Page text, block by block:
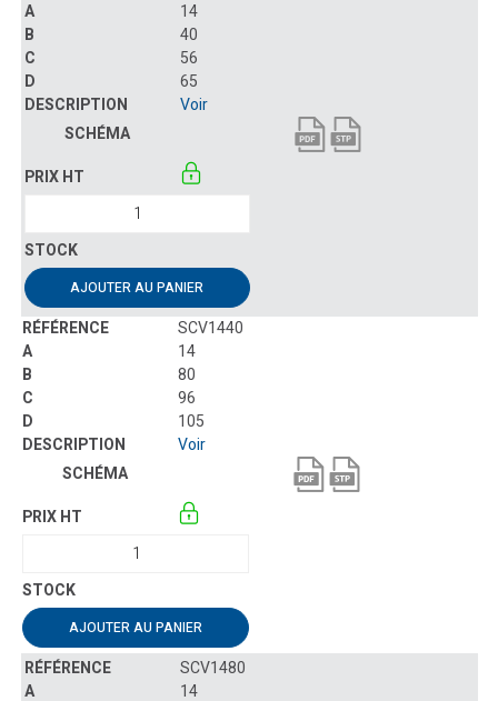
14
40
56
65
Voir
AJOUTER AU PANIER
SCV1440
14
80
96
105
Voir
AJOUTER AU PANIER
SCV1480
14